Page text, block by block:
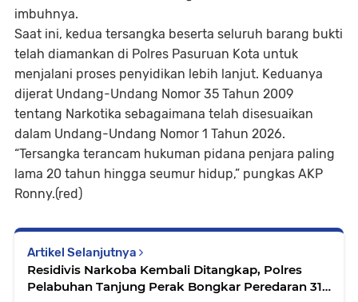
imbuhnya.
Saat ini, kedua tersangka beserta seluruh barang bukti
telah diamankan di Polres Pasuruan Kota untuk
menjalani proses penyidikan lebih lanjut. Keduanya
dijerat Undang-Undang Nomor 35 Tahun 2009
tentang Narkotika sebagaimana telah disesuaikan
dalam Undang-Undang Nomor 1 Tahun 2026.
“Tersangka terancam hukuman pidana penjara paling
lama 20 tahun hingga seumur hidup,” pungkas AKP
Ronny.(red)
Artikel Selanjutnya
Residivis Narkoba Kembali Ditangkap, Polres
Pelabuhan Tanjung Perak Bongkar Peredaran 31